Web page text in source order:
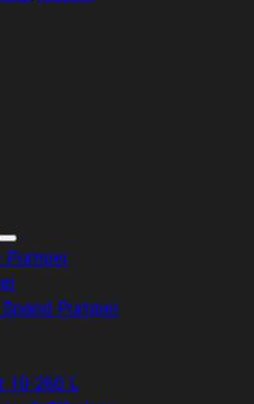
Pumper
Pumper
10-260 L